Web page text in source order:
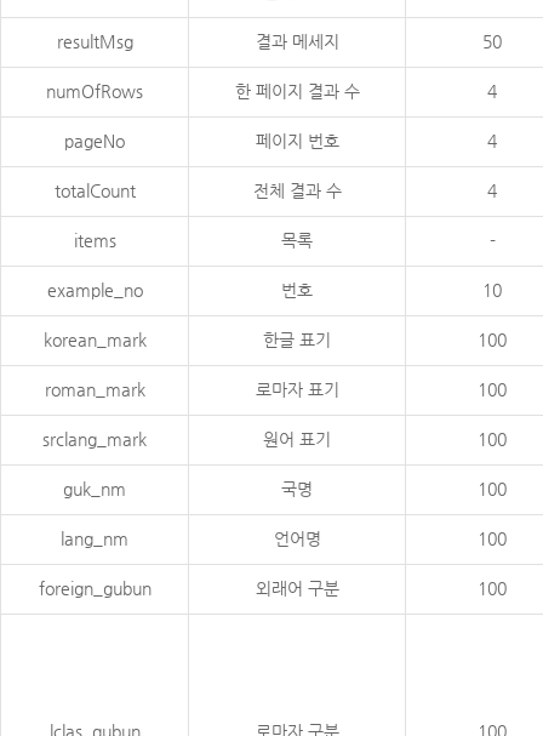
resultMsg 결과 메세지 50
numOfRows 한 페이지 결과 수 4
pageNo 페이지 번호 4
totalCount 전체 결과 수 4
items 목록 -
example_no 번호 10
korean_mark 한글 표기 100
roman_mark 로마자 표기 100
srclang_mark 원어 표기 100
guk_nm 국명 100
lang_nm 언어명 100
foreign_gubun 외래어 구분 100
lclas_gubun 로마자 구분 100